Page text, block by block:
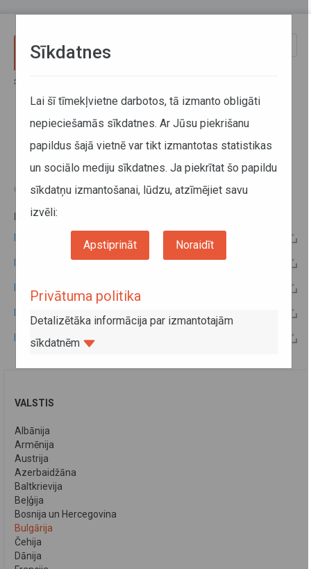
Sākums
Latvijas - Bulgārijas kopējo
komisiju protokoli
03. jūlijs 2015
PAPILDU INFORMĀCIJA:
Latvijas - Bulgārijas 2015.gada kopējās komisijas protokols
Latvijas - Bulgārijas 2014.gada kopējās komisijas protokols
Latvijas - Bulgārijas 2012.gada kopējās komisijas protokols
Latvijas - Bulgārijas 2011.gada kopējās komisijas protokols
Latvijas - Bulgārijas 2010.gada kopējās komisijas protokols
VALSTIS
Albānija
Armēnija
Austrija
Azerbaidžāna
Baltkrievija
Beļģija
Bosnija un Hercegovina
Bulgārija
Čehija
Dānija
Sīkdatnes
Lai šī tīmekļvietne darbotos, tā izmanto obligāti
nepieciešamās sīkdatnes. Ar Jūsu piekrišanu
papildus šajā vietnē var tikt izmantotas statistikas
un sociālo mediju sīkdatnes. Ja piekrītat šo papildu
sīkdatņu izmantošanai, lūdzu, atzīmējiet savu
izvēli:
Apstiprināt Noraidīt
Privātuma politika
Detalizētāka informācija par izmantotajām
sīkdatnēm